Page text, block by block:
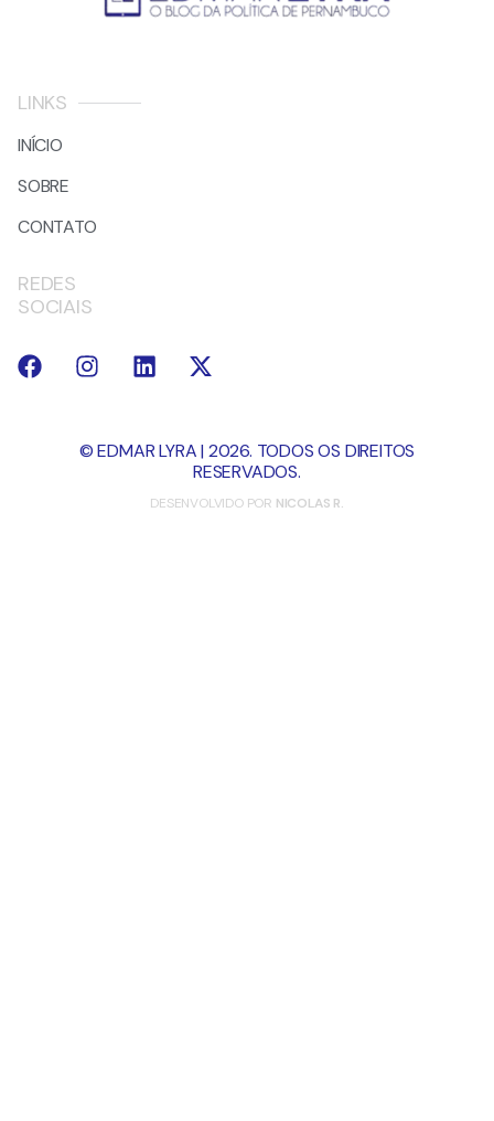
LINKS
INÍCIO
SOBRE
CONTATO
REDES
SOCIAIS
© EDMAR LYRA | 2026. TODOS OS DIREITOS
RESERVADOS.
DESENVOLVIDO POR NICOLAS R.